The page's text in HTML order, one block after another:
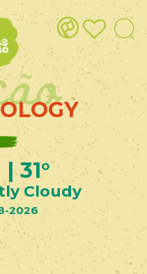
| 31°
Cloudy
2026